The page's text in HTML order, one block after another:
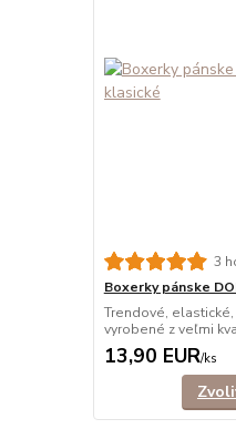
3
Boxerky pánske
Trendové,
vyrobené z veľmi
13,90 EUR/ks